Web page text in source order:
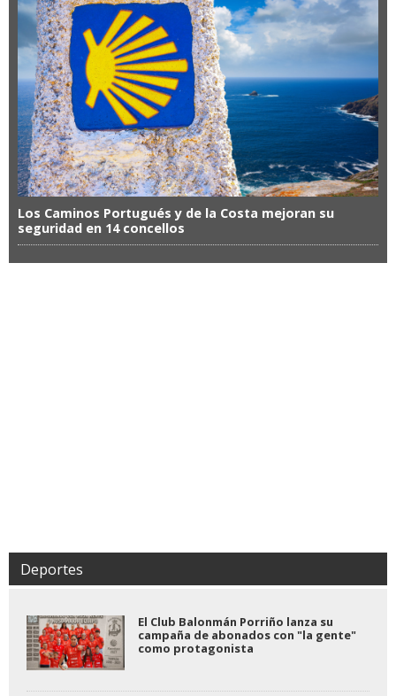
Los Caminos Portugués y de la Costa mejoran su
seguridad en 14 concellos
Deportes
El Club Balonmán Porriño lanza su
campaña de abonados con "la gente"
como protagonista